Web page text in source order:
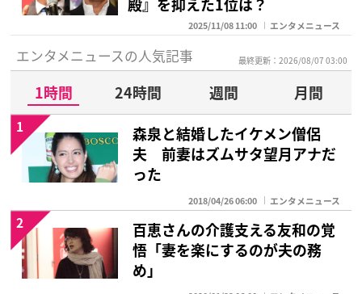
2025/11/08 11:00 エンタメニュース
エンタメニュースの人気記事 最終更新：2026/08/07 03:00
1時間 24時間 週間
月間
森泉と結婚したイケメン僧侶
夫 前妻はズムサタ望月アナだ
った
2018/04/26 06:00 エンタメニュース
1
百恵さんの介護支える友和の覚
悟「妻を楽にするのが夫の務
め」
2